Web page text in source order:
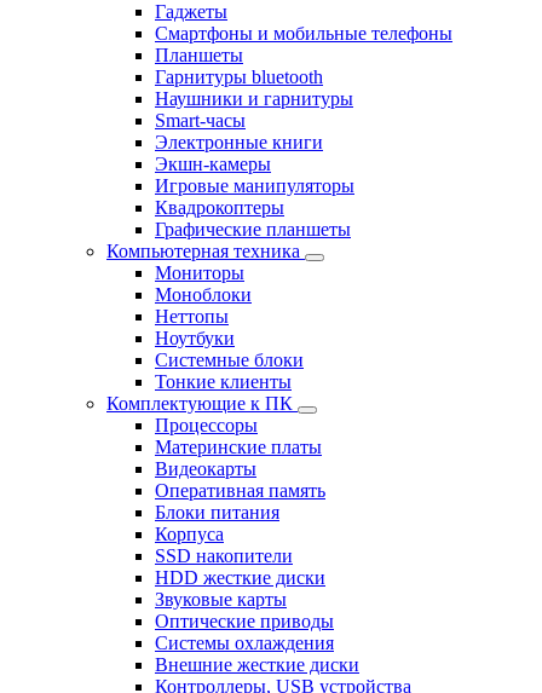
Гаджеты
Смартфоны и мобильные телефоны
Планшеты
Гарнитуры bluetooth
Наушники и гарнитуры
Smart-часы
Электронные книги
Экшн-камеры
Игровые манипуляторы
Квадрокоптеры
Графические планшеты
Компьютерная техника
Мониторы
Моноблоки
Неттопы
Ноутбуки
Системные блоки
Тонкие клиенты
Комплектующие к ПК
Процессоры
Материнские платы
Видеокарты
Оперативная память
Блоки питания
Корпуса
SSD накопители
HDD жесткие диски
Звуковые карты
Оптические приводы
Системы охлаждения
Внешние жесткие диски
Контроллеры, USB устройства